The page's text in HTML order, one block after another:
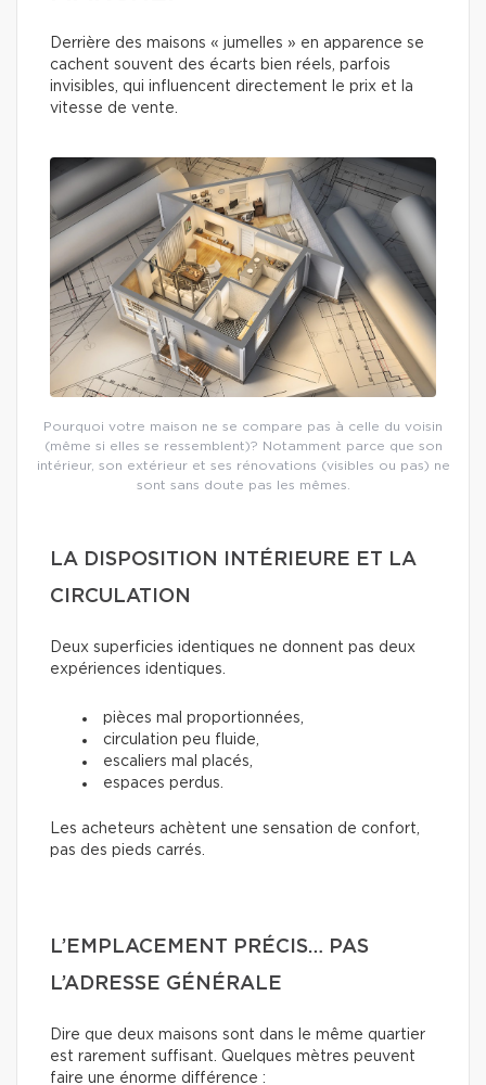
Derrière des maisons « jumelles » en apparence se
cachent souvent des écarts bien réels, parfois
invisibles, qui influencent directement le prix et la
vitesse de vente.
Pourquoi votre maison ne se compare pas à celle du voisin
(même si elles se ressemblent)? Notamment parce que son
intérieur, son extérieur et ses rénovations (visibles ou pas) ne
sont sans doute pas les mêmes.
LA DISPOSITION INTÉRIEURE ET LA
CIRCULATION
Deux superficies identiques ne donnent pas deux
expériences identiques.
pièces mal proportionnées,
circulation peu fluide,
escaliers mal placés,
espaces perdus.
Les acheteurs achètent une sensation de confort,
pas des pieds carrés.
L’EMPLACEMENT PRÉCIS… PAS
L’ADRESSE GÉNÉRALE
Dire que deux maisons sont dans le même quartier
est rarement suffisant. Quelques mètres peuvent
faire une énorme différence :